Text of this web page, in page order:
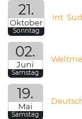
21.
Oktober
Sonntag
Int.
02.
Juni
Samstag
19.
Mai
Samstag